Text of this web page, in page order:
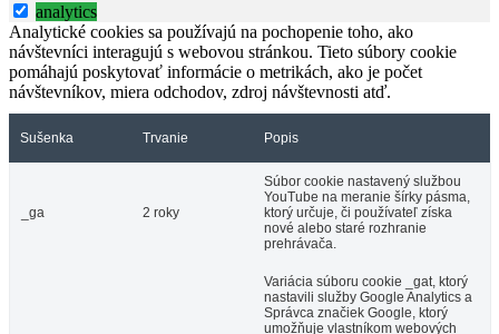
analytics
Analytické cookies sa používajú na pochopenie toho, ako
návštevníci interagujú s webovou stránkou. Tieto súbory cookie
pomáhajú poskytovať informácie o metrikách, ako je počet
návštevníkov, miera odchodov, zdroj návštevnosti atď.
Sušenka Trvanie Popis
_ga 2 roky
Súbor cookie nastavený službou
YouTube na meranie šírky pásma,
ktorý určuje, či používateľ získa
nové alebo staré rozhranie
prehrávača.
Variácia súboru cookie _gat, ktorý
nastavili služby Google Analytics a
Správca značiek Google, ktorý
umožňuje vlastníkom webových